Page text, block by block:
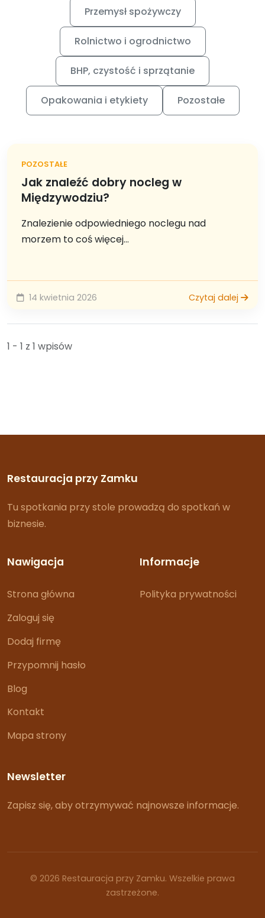
Przemysł spożywczy
Rolnictwo i ogrodnictwo
BHP, czystość i sprzątanie
Opakowania i etykiety Pozostałe
POZOSTAŁE
Jak znaleźć dobry nocleg w
Międzywodziu?
Znalezienie odpowiedniego noclegu nad
morzem to coś więcej...
14 kwietnia 2026 Czytaj dalej
1 - 1 z 1 wpisów
Restauracja przy Zamku
Tu spotkania przy stole prowadzą do spotkań w
biznesie.
Nawigacja
Strona główna
Zaloguj się
Dodaj firmę
Przypomnij hasło
Blog
Kontakt
Mapa strony
Informacje
Polityka prywatności
Newsletter
Zapisz się, aby otrzymywać najnowsze informacje.
© 2026 Restauracja przy Zamku. Wszelkie prawa
zastrzeżone.